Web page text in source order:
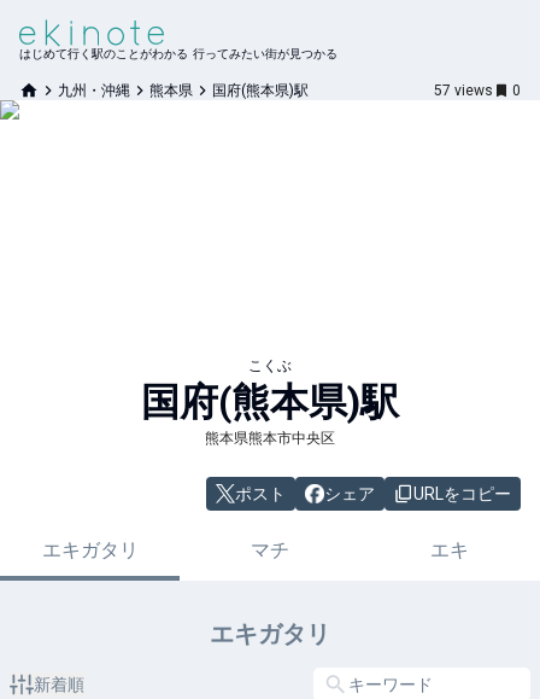
はじめて行く駅のことがわかる 行ってみたい街が見つかる
九州・沖縄 熊本県 国府(熊本県)駅 57 views 0
こくぶ
国府(熊本県)駅
熊本県熊本市中央区
ポスト シェア URLをコピー
エキガタリ マチ エキ
エキガタリ
新着順